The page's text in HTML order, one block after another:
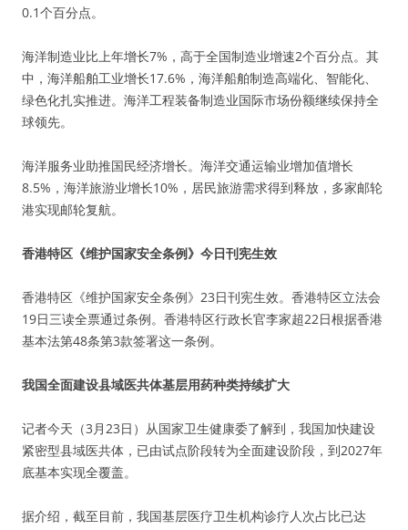
0.1个百分点。
海洋制造业比上年增长7%，高于全国制造业增速2个百分点。其
中，海洋船舶工业增长17.6%，海洋船舶制造高端化、智能化、
绿色化扎实推进。海洋工程装备制造业国际市场份额继续保持全
球领先。
海洋服务业助推国民经济增长。海洋交通运输业增加值增长
8.5%，海洋旅游业增长10%，居民旅游需求得到释放，多家邮轮
港实现邮轮复航。
香港特区《维护国家安全条例》今日刊宪生效
香港特区《维护国家安全条例》23日刊宪生效。香港特区立法会
19日三读全票通过条例。香港特区行政长官李家超22日根据香港
基本法第48条第3款签署这一条例。
我国全面建设县域医共体基层用药种类持续扩大
记者今天（3月23日）从国家卫生健康委了解到，我国加快建设
紧密型县域医共体，已由试点阶段转为全面建设阶段，到2027年
底基本实现全覆盖。
据介绍，截至目前，我国基层医疗卫生机构诊疗人次占比已达